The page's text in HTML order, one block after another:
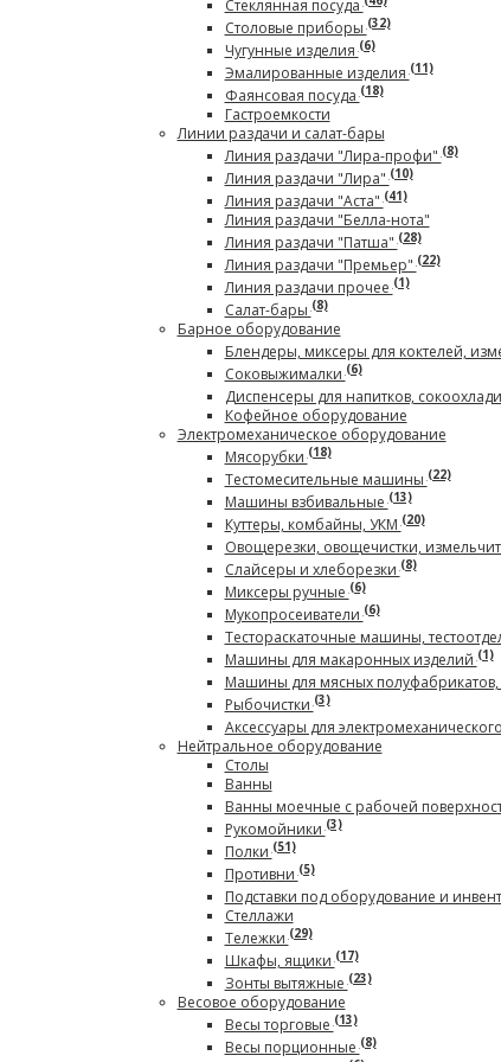
Стеклянная посуда
Столовые приборы(32)
Чугунные изделия(6)
Эмалированные изделия(11)
Фаянсовая посуда(18)
Гастроемкости
Линии раздачи и салат-бары
Линия раздачи "Лира-профи"(8)
Линия раздачи "Лира"(10)
Линия раздачи "Аста"(41)
Линия раздачи "Белла-нота"
Линия раздачи "Патша"(28)
Линия раздачи "Премьер"(22)
Линия раздачи прочее(1)
Салат-бары(8)
Барное оборудование
Блендеры, миксеры для коктелей,
Соковыжималки(6)
Диспенсеры для напитков,
Кофейное оборудование
Электромеханическое оборудование
Мясорубки(18)
Тестомесительные машины(22)
Машины взбивальные(13)
Куттеры, комбайны, УКМ(20)
Овощерезки, овощечистки,
Слайсеры и хлеборезки(8)
Миксеры ручные(6)
Мукопросеиватели(6)
Тестораскаточные машины,
Машины для макаронных изделий(1)
Машины для мясных
Рыбочистки(3)
Аксессуары для
Нейтральное оборудование
Столы
Ванны
Ванны моечные с рабочей
Рукомойники(3)
Полки(51)
Противни(5)
Подставки под оборудование и
Стеллажи
Тележки(29)
Шкафы, ящики(17)
Зонты вытяжные(23)
Весовое оборудование
Весы торговые(13)
Весы порционные(8)